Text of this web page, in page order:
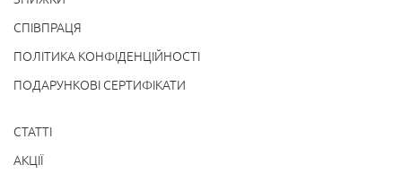
СПІВПРАЦЯ
ПОЛІТИКА КОНФІДЕНЦІЙНОСТІ
ПОДАРУНКОВІ СЕРТИФІКАТИ
СТАТТІ
АКЦІЇ